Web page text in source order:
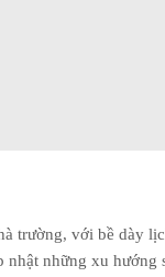
trường, với bề dày
những xu hướng